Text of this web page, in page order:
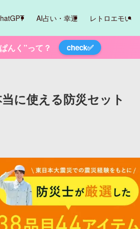
AI占い・幸運 レトロエモい
んく”って？ check✅
に使える防災セット